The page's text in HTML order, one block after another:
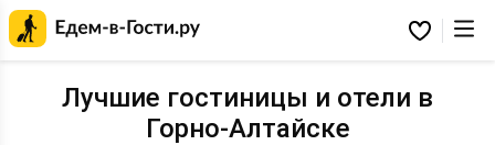
Избранное
Лучшие гостиницы и отели в
Горно-Алтайске